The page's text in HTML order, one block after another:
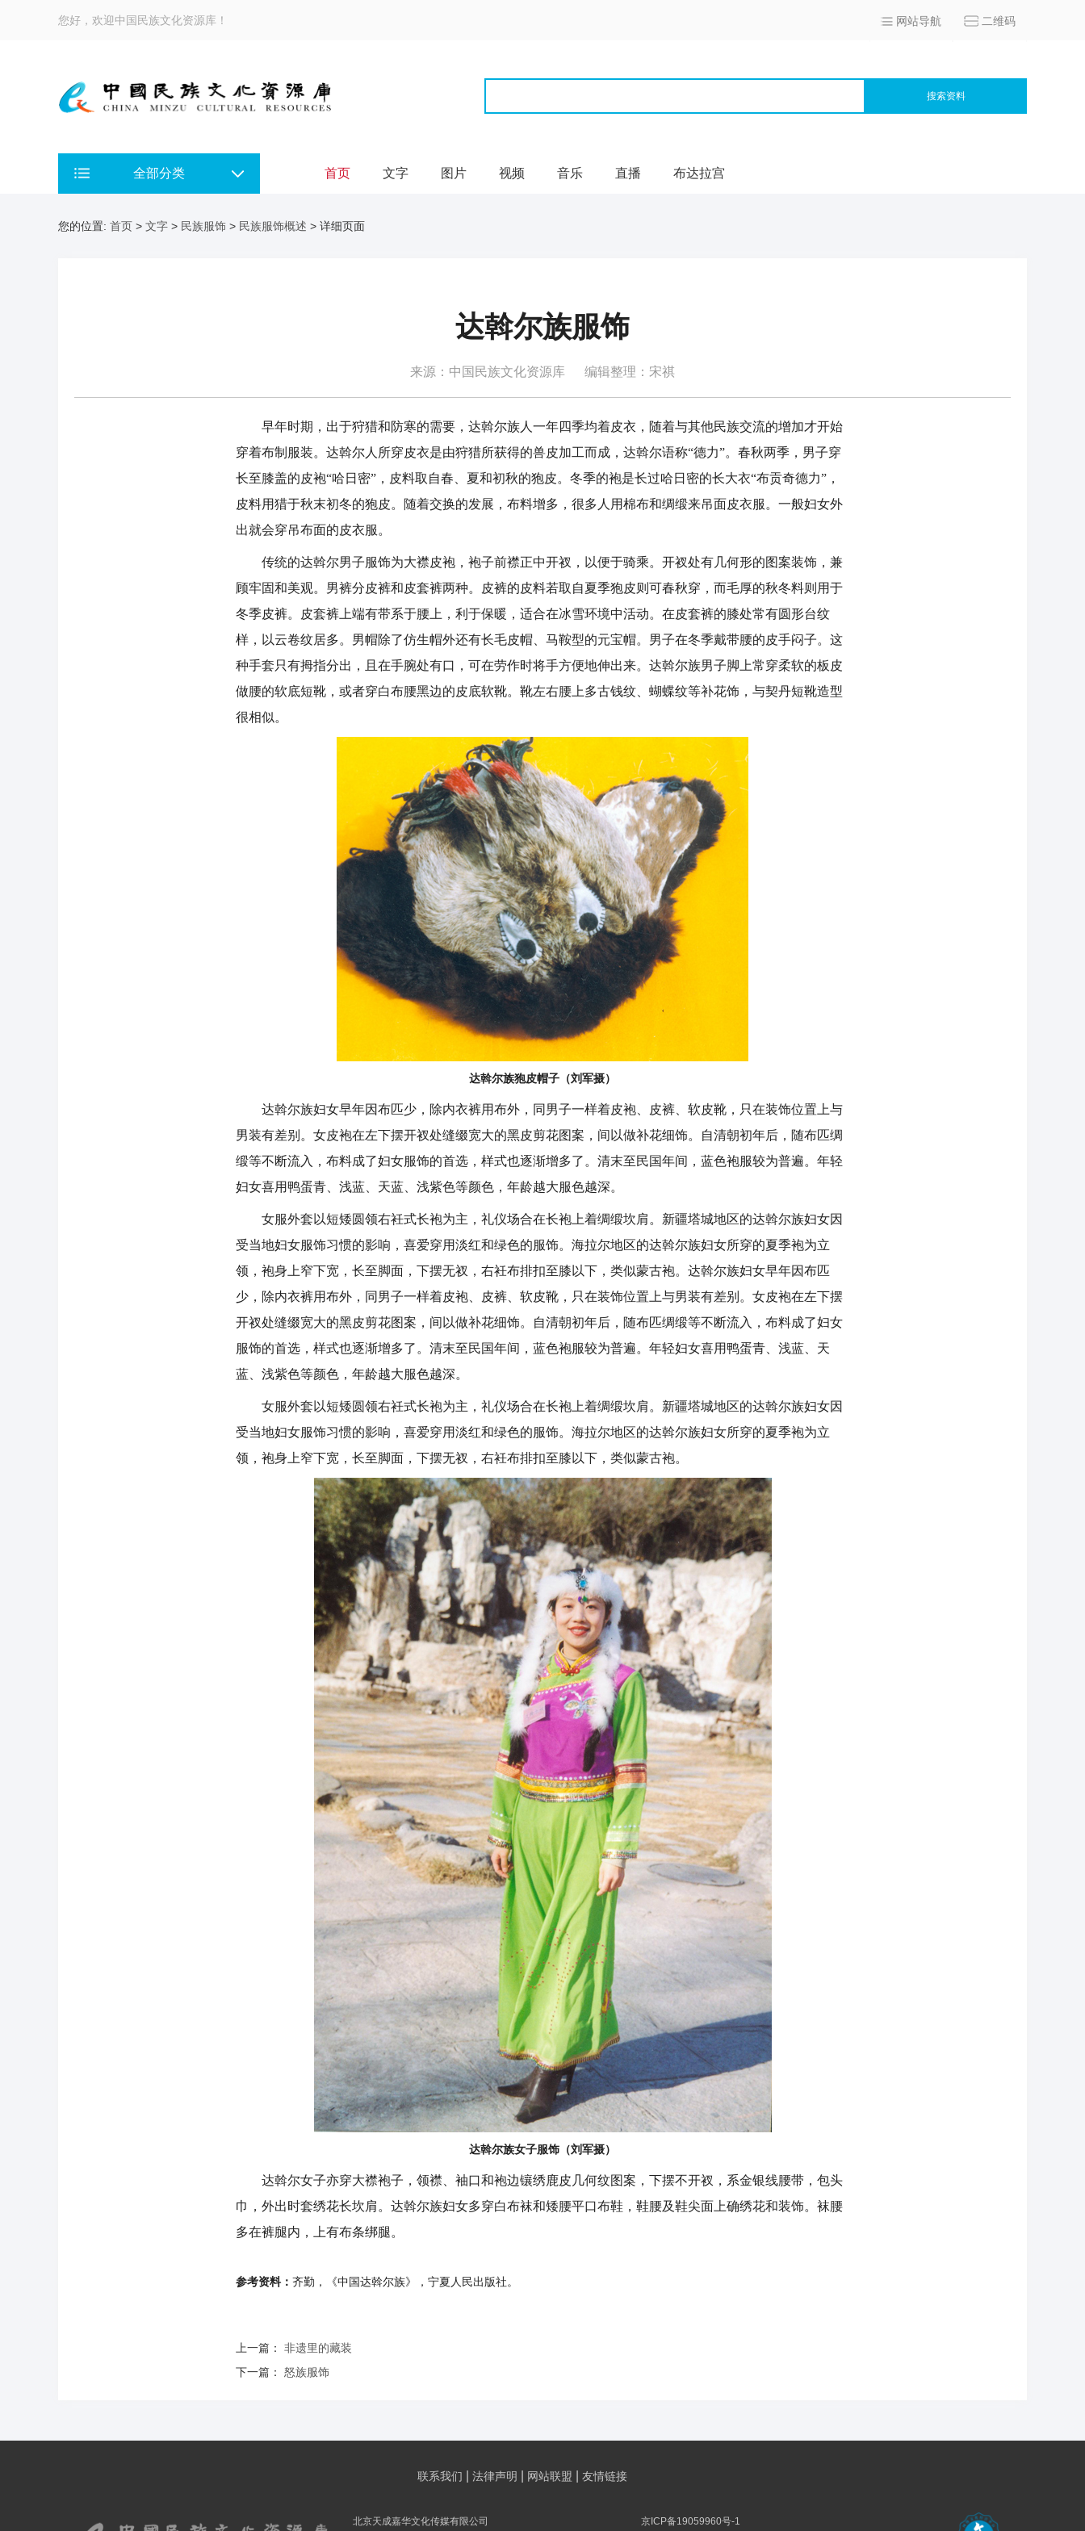
您好，欢迎中国民族文化资源库！ 网站导航 二维码
搜索资料
全部分类 首页 文字 图片 视频 音乐 直播 布达拉宫
您的位置: 首页 > 文字 > 民族服饰 > 民族服饰概述 > 详细页面
达斡尔族服饰
来源：中国民族文化资源库 编辑整理：宋祺
早年时期，出于狩猎和防寒的需要，达斡尔族人一年四季均着皮衣，随着与其他民族交流的增加才开始
穿着布制服装。达斡尔人所穿皮衣是由狩猎所获得的兽皮加工而成，达斡尔语称“德力”。春秋两季，男子穿
长至膝盖的皮袍“哈日密”，皮料取自春、夏和初秋的狍皮。冬季的袍是长过哈日密的长大衣“布贡奇德力”，
皮料用猎于秋末初冬的狍皮。随着交换的发展，布料增多，很多人用棉布和绸缎来吊面皮衣服。一般妇女外
出就会穿吊布面的皮衣服。
传统的达斡尔男子服饰为大襟皮袍，袍子前襟正中开衩，以便于骑乘。开衩处有几何形的图案装饰，兼
顾牢固和美观。男裤分皮裤和皮套裤两种。皮裤的皮料若取自夏季狍皮则可春秋穿，而毛厚的秋冬料则用于
冬季皮裤。皮套裤上端有带系于腰上，利于保暖，适合在冰雪环境中活动。在皮套裤的膝处常有圆形台纹
样，以云卷纹居多。男帽除了仿生帽外还有长毛皮帽、马鞍型的元宝帽。男子在冬季戴带腰的皮手闷子。这
种手套只有拇指分出，且在手腕处有口，可在劳作时将手方便地伸出来。达斡尔族男子脚上常穿柔软的板皮
做腰的软底短靴，或者穿白布腰黑边的皮底软靴。靴左右腰上多古钱纹、蝴蝶纹等补花饰，与契丹短靴造型
很相似。
达斡尔族狍皮帽子（刘军摄）
达斡尔族妇女早年因布匹少，除内衣裤用布外，同男子一样着皮袍、皮裤、软皮靴，只在装饰位置上与
男装有差别。女皮袍在左下摆开衩处缝缀宽大的黑皮剪花图案，间以做补花细饰。自清朝初年后，随布匹绸
缎等不断流入，布料成了妇女服饰的首选，样式也逐渐增多了。清末至民国年间，蓝色袍服较为普遍。年轻
妇女喜用鸭蛋青、浅蓝、天蓝、浅紫色等颜色，年龄越大服色越深。
女服外套以短矮圆领右衽式长袍为主，礼仪场合在长袍上着绸缎坎肩。新疆塔城地区的达斡尔族妇女因
受当地妇女服饰习惯的影响，喜爱穿用淡红和绿色的服饰。海拉尔地区的达斡尔族妇女所穿的夏季袍为立
领，袍身上窄下宽，长至脚面，下摆无衩，右衽布排扣至膝以下，类似蒙古袍。达斡尔族妇女早年因布匹
少，除内衣裤用布外，同男子一样着皮袍、皮裤、软皮靴，只在装饰位置上与男装有差别。女皮袍在左下摆
开衩处缝缀宽大的黑皮剪花图案，间以做补花细饰。自清朝初年后，随布匹绸缎等不断流入，布料成了妇女
服饰的首选，样式也逐渐增多了。清末至民国年间，蓝色袍服较为普遍。年轻妇女喜用鸭蛋青、浅蓝、天
蓝、浅紫色等颜色，年龄越大服色越深。
女服外套以短矮圆领右衽式长袍为主，礼仪场合在长袍上着绸缎坎肩。新疆塔城地区的达斡尔族妇女因
受当地妇女服饰习惯的影响，喜爱穿用淡红和绿色的服饰。海拉尔地区的达斡尔族妇女所穿的夏季袍为立
领，袍身上窄下宽，长至脚面，下摆无衩，右衽布排扣至膝以下，类似蒙古袍。
达斡尔族女子服饰（刘军摄）
达斡尔女子亦穿大襟袍子，领襟、袖口和袍边镶绣鹿皮几何纹图案，下摆不开衩，系金银线腰带，包头
巾，外出时套绣花长坎肩。达斡尔族妇女多穿白布袜和矮腰平口布鞋，鞋腰及鞋尖面上确绣花和装饰。袜腰
多在裤腿内，上有布条绑腿。
参考资料： 齐勤，《中国达斡尔族》，宁夏人民出版社。
上一篇： 非遗里的藏装
下一篇： 怒族服饰
联系我们 法律声明 网站联盟 友情链接
北京天成嘉华文化传媒有限公司 京ICP备19059960号-1